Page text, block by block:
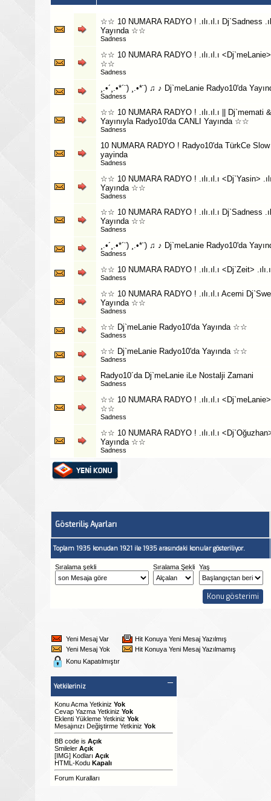
☆☆ 10 NUMARA RADYO ! .ılı.ıl.ı Dj`Sadness
Yayında ☆☆
Sadness
☆☆ 10 NUMARA RADYO ! .ılı.ıl.ı <Dj`meLanie>
☆☆
Sadness
¸.•´¸.•*´¨) ¸.•*¨) ♫ ♪ Dj`meLanie Radyo10'da
Sadness
☆☆ 10 NUMARA RADYO ! .ılı.ıl.ı || Dj`memati &
Yayınıyla Radyo10'da CANLI Yayında ☆☆
Sadness
10 NUMARA RADYO ! Radyo10'da TürkCe
yayinda
Sadness
☆☆ 10 NUMARA RADYO ! .ılı.ıl.ı <Dj`Yasin>
Yayında ☆☆
Sadness
☆☆ 10 NUMARA RADYO ! .ılı.ıl.ı Dj`Sadness
Yayında ☆☆
Sadness
¸.•´¸.•*´¨) ¸.•*¨) ♫ ♪ Dj`meLanie Radyo10'da
Sadness
☆☆ 10 NUMARA RADYO ! .ılı.ıl.ı <Dj`Zeit>
Sadness
☆☆ 10 NUMARA RADYO ! .ılı.ıl.ı Acemi
Yayında ☆☆
Sadness
☆☆ Dj`meLanie Radyo10'da Yayında ☆☆
Sadness
☆☆ Dj`meLanie Radyo10'da Yayında ☆☆
Sadness
Radyo10´da Dj`meLanie iLe Nostalji Zamani
Sadness
☆☆ 10 NUMARA RADYO ! .ılı.ıl.ı <Dj`meLanie>
☆☆
Sadness
☆☆ 10 NUMARA RADYO ! .ılı.ıl.ı
Yayında ☆☆
Sadness
Gösteriliş Ayarları
Toplam 1935 konudan 1921 ile 1935 arasındaki konular gösteriliyor.
Sıralama şekli Sıralama Şekli Yaş
Yeni Mesaj Var
Hit Konuya Yeni Mesaj Yazılmış
Yeni Mesaj Yok
Hit Konuya Yeni Mesaj Yazılmamış
Konu Kapatılmıştır
Yetkileriniz
Konu Acma Yetkiniz Yok
Cevap Yazma Yetkiniz Yok
Eklenti Yükleme Yetkiniz Yok
Mesajınızı Değiştirme Yetkiniz Yok
BB code is Açık
Smileler Açık
[IMG] Kodları Açık
HTML-Kodu Kapalı
Forum Kuralları